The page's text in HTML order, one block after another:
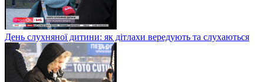
День слухняної дитини: як дітлахи вередують та слухаються